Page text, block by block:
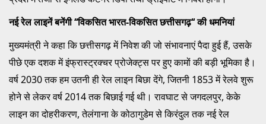
नई रेल लाइनें बनेंगी ‘‘विकसित भारत-विकसित छत्तीसगढ़‘‘ की धमनियां
मुख्यमंत्री ने कहा कि छत्तीसगढ़ में निवेश की जो संभावनाएं पैदा हुई हैं, उसके
पीछे एक दशक में इंफ्रास्ट्रक्चर प्रोजेक्ट्स पर हुए कामों की बड़ी भूमिका है।
वर्ष 2030 तक हम उतनी ही रेल लाइन बिछा देंगे, जितनी 1853 में रेलवे शुरू
होने से लेकर वर्ष 2014 तक बिछाई गई थी। रावघाट से जगदलपुर, केके
लाइन का दोहरीकरण, तेलंगाना के कोठागुडेम से किरंदुल तक नई रेल